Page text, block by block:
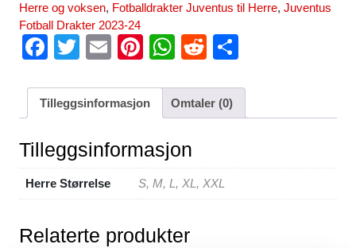
Herre og voksen, Fotballdrakter Juventus til Herre, Juventus
Fotball Drakter 2023-24
F
c
b
o
o
k
T
tt
E
ail
Pi
er
st
W
at
s
A
p
p
R
d
di
ar
e
Tilleggsinformasjon Omtaler (0)
Tilleggsinformasjon
Herre Størrelse S, M, L, XL, XXL
Relaterte produkter